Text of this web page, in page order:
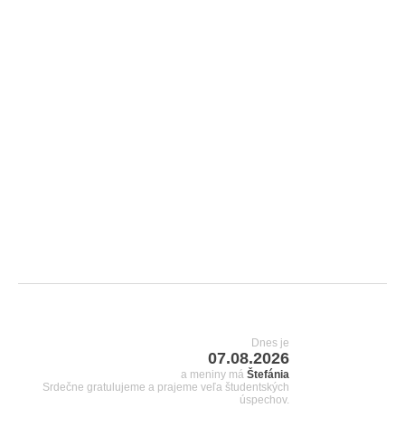
Dnes je
07.08.2026
a meniny má Štefánia
Srdečne gratulujeme a prajeme veľa študentských
úspechov.